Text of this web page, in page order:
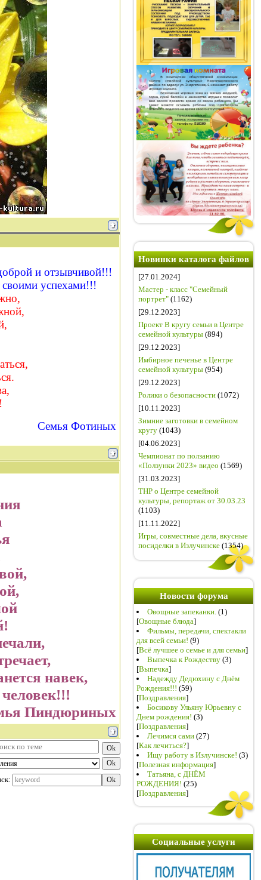
и отзывчивой!!!
успехами!!!
Семья Фотиных
навек,
Пиндюриных
Новинки каталога файлов
[27.01.2024]
Мастер - класс "Семейный
портрет" (1162)
[29.12.2023]
Проект В кругу семьи в Центре
семейной культуры (894)
[29.12.2023]
Имбирное печенье в Центре
семейной культуры (954)
[29.12.2023]
Ролики о безопасности (1072)
[10.11.2023]
Зимние заготовки в семейном
кругу (1043)
[04.06.2023]
Чемпионат по ползанию
«Ползунки 2023» видео (1569)
[31.03.2023]
ТНР о Центре семейной
культуры, репортаж от 30.03.23
(1103)
[11.11.2022]
Игры, совместные дела, вкусные
посиделки в Излучинске (1354)
Новости форума
Овощные запеканки. (1)
[Овощные блюда]
Фильмы, передачи, спектакли
для всей семьи! (9)
[Всё лучшее о семье и для семьи]
Выпечка к Рождеству (3)
[Выпечка]
Надежду Дедюхину с Днём
Рождения!!! (59)
[Поздравления]
Босикову Ульяну Юрьевну с
Днем рождения! (3)
[Поздравления]
Лечимся сами (27)
[Как лечиться?]
Ищу работу в Излучинске! (3)
[Полезная информация]
Татьяна, с ДНЁМ
РОЖДЕНИЯ! (25)
[Поздравления]
Социальные услуги